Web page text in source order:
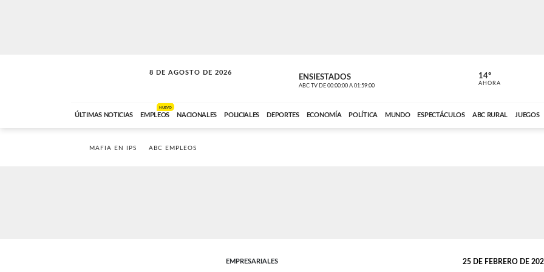
8 DE AGOSTO DE 2026
SOLO MÚSICA ENSIESTADOS
ABC TV DE 00:00:00 A 01:59:00 ABC CARDINAL
14º
AHORA
ÚLTIMAS NOTICIAS EMPLEOS
NUEVO
NACIONALES POLICIALES DEPORTES ECONOMÍA POLÍTICA MUNDO ESPECTÁCULOS ABC RURAL JUEGOS
MAFIA EN IPS ABC EMPLEOS
EMPRESARIALES 25 DE FEBRERO DE